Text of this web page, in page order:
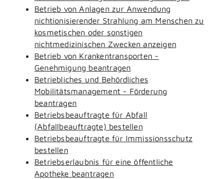
Betrieb von Anlagen zur Anwendung
nichtionisierender Strahlung am Menschen zu
kosmetischen oder sonstigen
nichtmedizinischen Zwecken anzeigen
Betrieb von Krankentransporten -
Genehmigung beantragen
Betriebliches und Behördliches
Mobilitätsmanagement - Förderung
beantragen
Betriebsbeauftragte für Abfall
(Abfallbeauftragte) bestellen
Betriebsbeauftragte für Immissionsschutz
bestellen
Betriebserlaubnis für eine öffentliche
Apotheke beantragen